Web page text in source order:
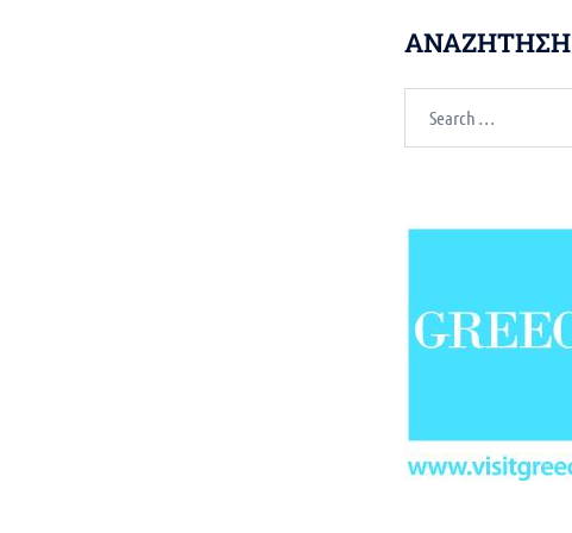
ΑΝΑΖΗΤΗΣΗ